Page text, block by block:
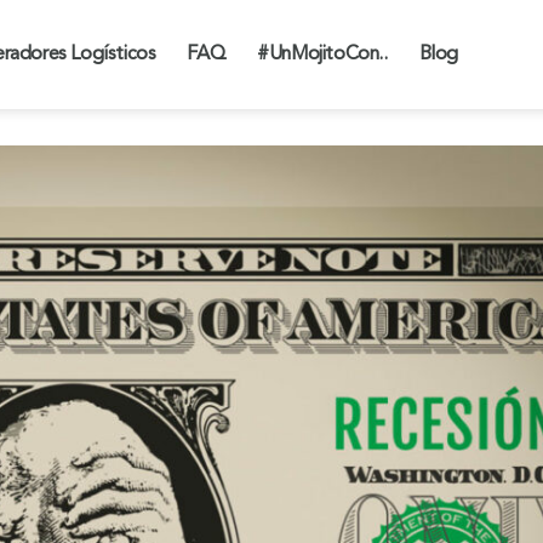
Logísticos FAQ #UnMojitoCon.. Blog